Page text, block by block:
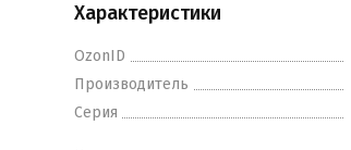
Характеристики
OzonID
Производитель
Серия